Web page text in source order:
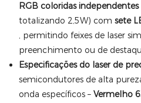
RGB coloridas independentes
totalizando 2,5W) com sete
, permitindo feixes de laser
preenchimento ou de
Especificações do laser de
semicondutores de alta
onda específicos – Vermelho